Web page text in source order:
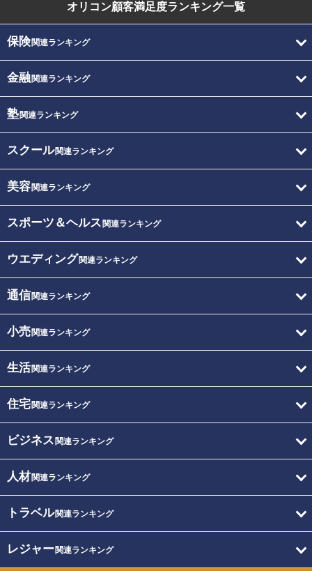
オリコン顧客満足度ランキング一覧
保険関連ランキング
金融関連ランキング
塾関連ランキング
スクール関連ランキング
美容関連ランキング
スポーツ＆ヘルス 関連ランキング
ウエディング関連ランキング
通信関連ランキング
小売関連ランキング
生活関連ランキング
住宅関連ランキング
ビジネス 関連ランキング
人材関連ランキング
トラベル関連ランキング
レジャー関連ランキング